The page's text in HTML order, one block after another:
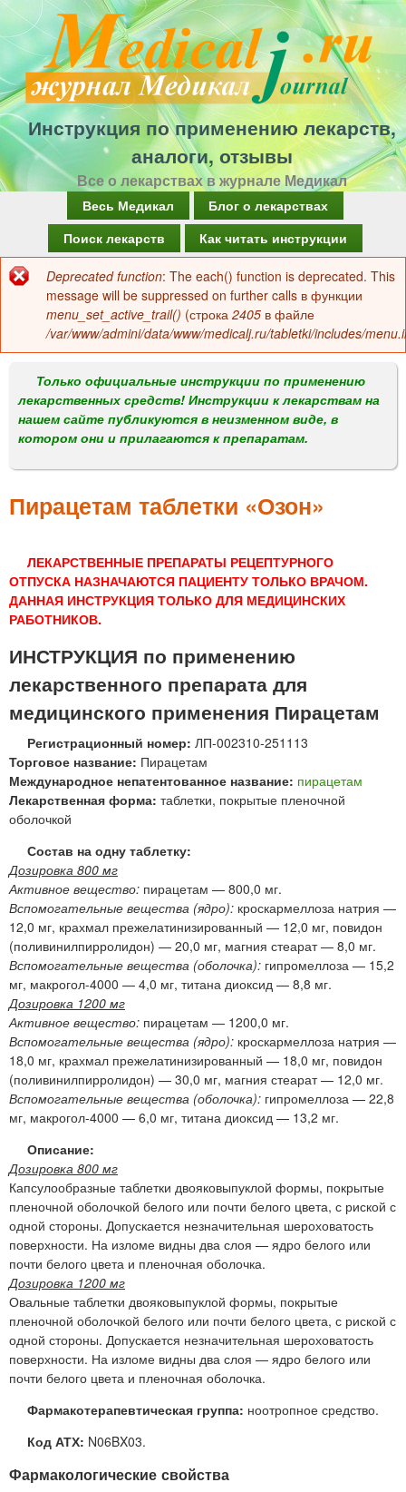
Перейти
к
основному
содержанию
Инструкция по применению лекарств,
аналоги, отзывы
Все о лекарствах в журнале Медикал
а
в
о
м
е
н
Весь Медикал
Блог о лекарствах
Поиск лекарств
Как читать инструкции
Сообщение
об
ошибке
Deprecated function: The each() function is deprecated. This
message will be suppressed on further calls в функции
menu_set_active_trail() (строка 2405 в файле
/var/www/admini/data/www/medicalj.ru/tabletki/includes/
Только официальные инструкции по применению
лекарственных средств! Инструкции к лекарствам на
нашем сайте публикуются в неизменном виде, в
котором они и прилагаются к препаратам.
Пирацетам таблетки «Озон»
ЛЕКАРСТВЕННЫЕ ПРЕПАРАТЫ РЕЦЕПТУРНОГО
ОТПУСКА НАЗНАЧАЮТСЯ ПАЦИЕНТУ ТОЛЬКО ВРАЧОМ.
ДАННАЯ ИНСТРУКЦИЯ ТОЛЬКО ДЛЯ МЕДИЦИНСКИХ
РАБОТНИКОВ.
ИНСТРУКЦИЯ по применению
лекарственного препарата для
медицинского применения Пирацетам
Регистрационный номер: ЛП-002310-251113
Торговое название: Пирацетам
Международное непатентованное название: пирацетам
Лекарственная форма: таблетки, покрытые пленочной
оболочкой
Состав на одну таблетку:
Дозировка 800 мг
Активное вещество: пирацетам — 800,0 мг.
Вспомогательные вещества (ядро): кроскармеллоза натрия —
12,0 мг, крахмал прежелатинизированный — 12,0 мг, повидон
(поливинилпирролидон) — 20,0 мг, магния стеарат — 8,0 мг.
Вспомогательные вещества (оболочка): гипромеллоза — 15,2
мг, макрогол-4000 — 4,0 мг, титана диоксид — 8,8 мг.
Дозировка 1200 мг
Активное вещество: пирацетам — 1200,0 мг.
Вспомогательные вещества (ядро): кроскармеллоза натрия —
18,0 мг, крахмал прежелатинизированный — 18,0 мг, повидон
(поливинилпирролидон) — 30,0 мг, магния стеарат — 12,0 мг.
Вспомогательные вещества (оболочка): гипромеллоза — 22,8
мг, макрогол-4000 — 6,0 мг, титана диоксид — 13,2 мг.
Описание:
Дозировка 800 мг
Капсулообразные таблетки двояковыпуклой формы, покрытые
пленочной оболочкой белого или почти белого цвета, с риской с
одной стороны. Допускается незначительная шероховатость
поверхности. На изломе видны два слоя — ядро белого или
почти белого цвета и пленочная оболочка.
Дозировка 1200 мг
Овальные таблетки двояковыпуклой формы, покрытые
пленочной оболочкой белого или почти белого цвета, с риской с
одной стороны. Допускается незначительная шероховатость
поверхности. На изломе видны два слоя — ядро белого или
почти белого цвета и пленочная оболочка.
Фармакотерапевтическая группа: ноотропное средство.
Код АТХ: N06BX03.
Фармакологические свойства